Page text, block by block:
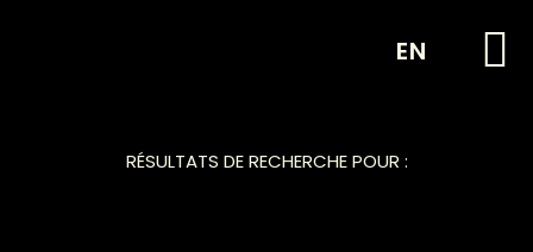
EN
RÉSULTATS DE RECHERCHE POUR :